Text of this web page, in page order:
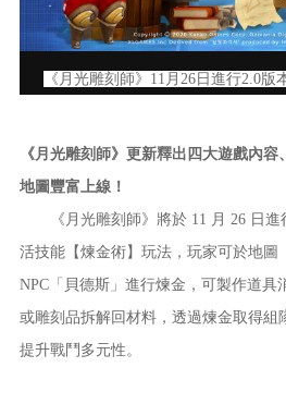
《月光雕刻師》11月26日進行2.0
《月光雕刻師》更新釋出四大遊戲內
地圖豐富上線！
《月光雕刻師》將於 11 月 26 日進
活技能【煉金術】玩法，玩家可於地圖
NPC「貝德斯」進行煉金，可製作道具
或雕刻品拆解回材料，透過煉金取得組
提升戰鬥多元性。